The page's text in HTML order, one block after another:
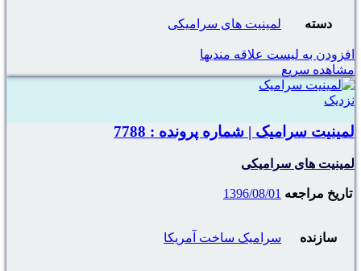
دسته لمینیت های سرامیکی
افزودن به لیست علاقه مندیها
مشاهده سریع
نزدیک
لمینیت سرامیک | شماره پرونده : 7788
لمینیت های سرامیکی
تاریخ مراجعه 1396/08/01
سازنده سرامیک ساخت آمریکا